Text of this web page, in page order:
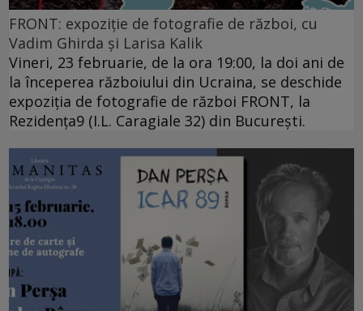
FRONT: expoziție de fotografie de război, cu
Vadim Ghirda și Larisa Kalik
Vineri, 23 februarie, de la ora 19:00, la doi ani de
la începerea războiului din Ucraina, se deschide
expoziția de fotografie de război FRONT, la
Rezidența9 (I.L. Caragiale 32) din București.